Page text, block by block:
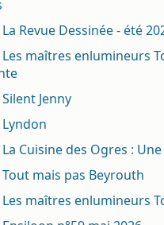
La Revue Dessinée - été
Les maîtres enlumineurs
Silent Jenny
Lyndon
La Cuisine des Ogres :
Tout mais pas Beyrouth
Les maîtres enlumineurs